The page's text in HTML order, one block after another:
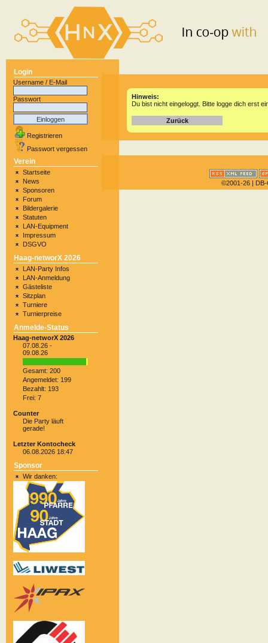
Login
Username / E-Mail
Passwort
Registrieren
Passwort vergessen
Verein
Startseite
News
Sponsoren
Forum
Bildergalerie
Statuten
LAN-Equipment
Impressum
DSGVO
Haag-networX 2026
LAN-Party Infos
LAN-Anmeldung
Gästeliste
Sitzplan
Turniere
Turnierpreise
Anmelde-Status
Haag-networX 2026
07.08.26 -
09.08.26
Gesamt: 200
Angemeldet: 199
Bezahlt: 193
Frei: 7
Counter
Die Party läuft
gerade!
Letzter Kontocheck
06.08.2026 18:47
Sponsor
Wir danken:
Hinweis:
Du bist nicht eingeloggt. Bitte logge dich erst
Zurück
©2001-26 |